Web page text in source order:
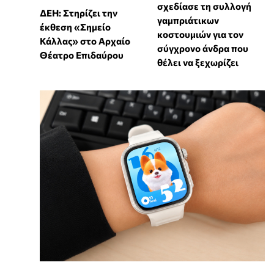
ΔΕΗ: Στηρίζει την
έκθεση «Σημείο
Κάλλας» στο Αρχαίο
Θέατρο Επιδαύρου
σχεδίασε τη συλλογή
γαμπριάτικων
κοστουμιών για τον
σύγχρονο άνδρα που
θέλει να ξεχωρίζει